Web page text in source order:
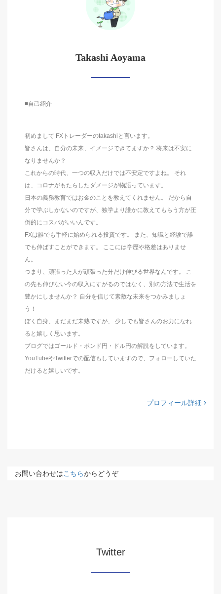
Takashi Aoyama
■自己紹介
初めまして FXトレーダーのtakashiと言います。
皆さんは、自分の未来、イメージできてますか？ 将来は不安に
なりませんか？
これからの時代、一つの収入だけでは不安定ですよね。 それ
は、コロナがもたらしたダメージが物語っています。
日本の義務教育ではお金のことを教えてくれません。 だから自
分で学ぶしかないのですが、独学より誰かに教えてもらう方が圧
倒的にコスパがいいんです。
FXは誰でも手軽に始められる投資です。 また、知識と経験で誰
でも伸ばすことができます。 ここには学歴や格差はありませ
ん。
つまり、頑張った人が頑張った分だけ伸びる世界なんです。 こ
の先も伸びない今の収入にすがるのではなく、別の方法で生活を
豊かにしませんか？ 自分を信じて素敵な未来をつかみましょ
う！
ぼく自身、まだまだ未熟ですが、 少しでも皆さんのお力になれ
ると嬉しく思います。
ブログではゴールド・ポンド円・ドル円の解説をしています。
YouTubeやTwitterでの配信もしていますので、フォローしていた
だけると嬉しいです。
プロフィール詳細
お問い合わせはこちらからどうぞ
Twitter